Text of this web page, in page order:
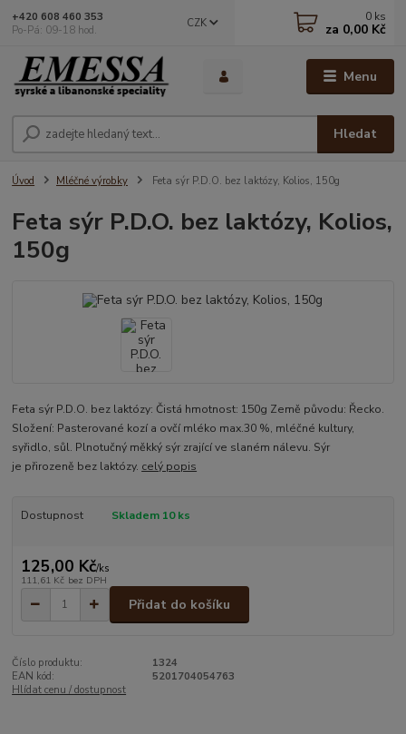
Menu
CZK
Hledat
+420 608 460 353
Po-Pá: 09-18 hod.
0 ks
za 0,00 Kč
Úvod Mléčné výrobky Feta sýr P.D.O. bez laktózy, Kolios, 150g
Feta sýr P.D.O. bez laktózy, Kolios,
150g
Feta sýr P.D.O. bez laktózy: Čistá hmotnost: 150g Země původu: Řecko.
Složení: Pasterované kozí a ovčí mléko max.30 %, mléčné kultury,
syřidlo, sůl. Plnotučný měkký sýr zrající ve slaném nálevu. Sýr
je přirozeně bez laktózy. celý popis
Dostupnost Skladem 10 ks
125,00 Kč/ks
111,61 Kč bez DPH
Přidat do košíku
Číslo produktu:
1324
EAN kód:
5201704054763
Hlídat cenu / dostupnost